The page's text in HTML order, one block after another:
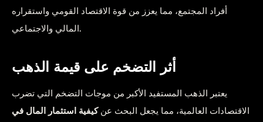
أفراد المجتمع، مما يعزز من قوة الاقتصاد القومي واستقراره
المالي والاجتماعي.
أثر التضخم على قيمة الذهب
يعتبر الذهب المستفيد الأكبر من موجات التضخم التي تضرب
الاقتصادات العالمية، مما يجعل البحث عنكيفية استثمار المال في